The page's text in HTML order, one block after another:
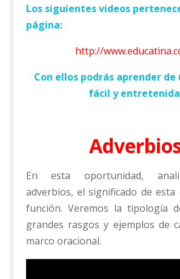
Los siguientes videos
página:
http://
Con ellos podrás aprender de
fácil y
En esta oportunidad,
adverbios, el significado de esta
función. Veremos la tipología
grandes rasgos y ejemplos de
marco oracional.